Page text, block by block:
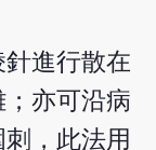
進行散在
亦可沿病
，此法用